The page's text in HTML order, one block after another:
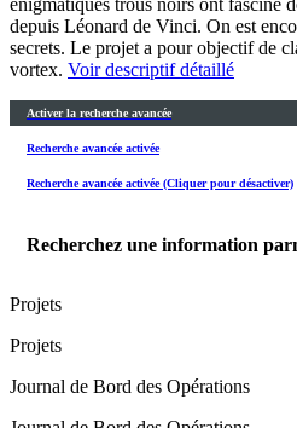
depuis Léonard de Vinci. On est
secrets. Le projet a pour objectif de
vortex. Voir descriptif détaillé
Activer la recherche avancée
Recherche avancée activée
Recherche avancée activée (Cliquer pour désactiver)
Recherchez une information
Projets
Projets
Journal de Bord des Opérations